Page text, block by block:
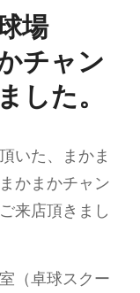
場
チャン
した。
いた、まかま
かまかチャン
来店頂きまし
（卓球スクー